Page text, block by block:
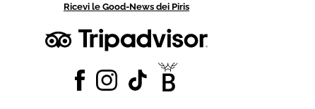
Ricevi le Good-News dei Piris